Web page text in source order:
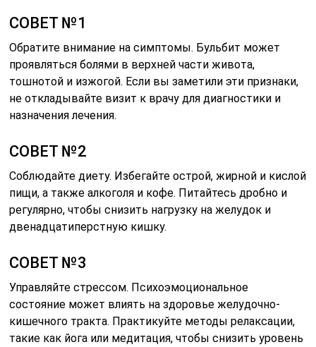
СОВЕТ №1
Обратите внимание на симптомы. Бульбит может
проявляться болями в верхней части живота,
тошнотой и изжогой. Если вы заметили эти признаки,
не откладывайте визит к врачу для диагностики и
назначения лечения.
СОВЕТ №2
Соблюдайте диету. Избегайте острой, жирной и кислой
пищи, а также алкоголя и кофе. Питайтесь дробно и
регулярно, чтобы снизить нагрузку на желудок и
двенадцатиперстную кишку.
СОВЕТ №3
Управляйте стрессом. Психоэмоциональное
состояние может влиять на здоровье желудочно-
кишечного тракта. Практикуйте методы релаксации,
такие как йога или медитация, чтобы снизить уровень